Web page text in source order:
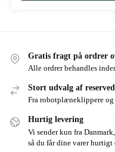
Gratis fragt på ordrer
Alle ordrer behandles
Stort udvalg af
Fra robotplæneklippere
Hurtig levering
Vi sender kun fra Danmark,
så du får dine varer